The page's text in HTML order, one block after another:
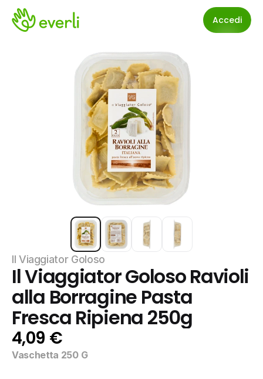
Accedi
Il Viaggiator Goloso
Il Viaggiator Goloso Ravioli
alla Borragine Pasta
Fresca Ripiena 250g
4,09 €
Vaschetta 250 G